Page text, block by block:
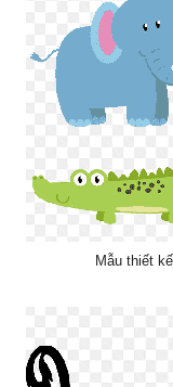
Mẫu thiết